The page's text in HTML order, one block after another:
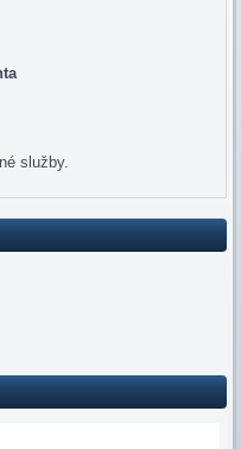
služby.